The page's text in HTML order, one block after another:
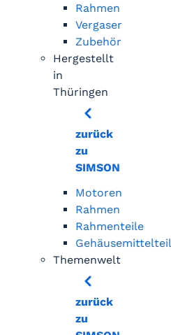
Rahmen
Vergaser
Zubehör
Hergestellt
in
Thüringen
zurück
zu
SIMSON
Motoren
Rahmen
Rahmenteile
Gehäusemittelteil
Themenwelt
zurück
zu